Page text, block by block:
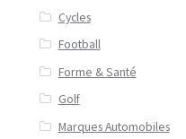
Cycles
Football
Forme & Santé
Golf
Marques Automobiles